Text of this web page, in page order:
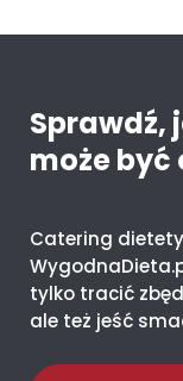
Sprawdź,
może
Catering
tylko tracić
ale też jeść